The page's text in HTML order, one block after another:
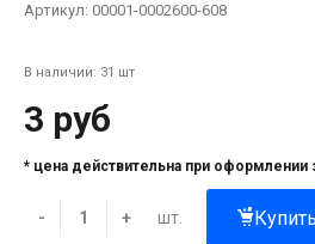
Артикул: 00001-0002600-608
В наличии: 31 шт
3 руб
* цена действительна при оформлении
- + шт. Купить